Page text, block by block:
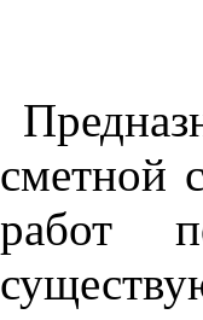
сметной
работ